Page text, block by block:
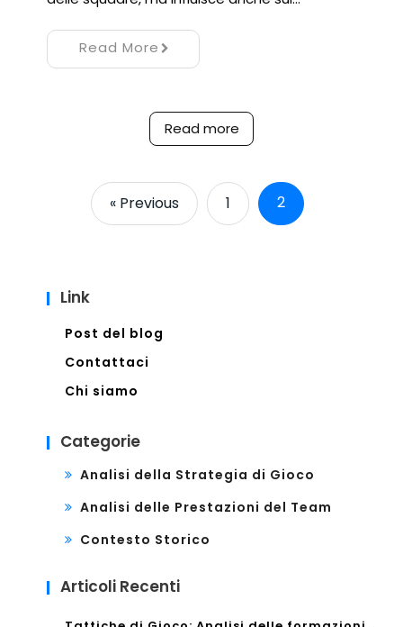
Read More
Read more
« Previous 1 2
Link
Post del blog
Contattaci
Chi siamo
Categorie
Analisi della Strategia di Gioco
Analisi delle Prestazioni del Team
Contesto Storico
Articoli Recenti